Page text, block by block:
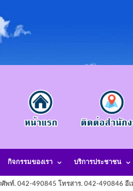
กิจกรรมของเรา บริการประชาชน
. 042-490845 โทรสาร. 042-490846 อีเม